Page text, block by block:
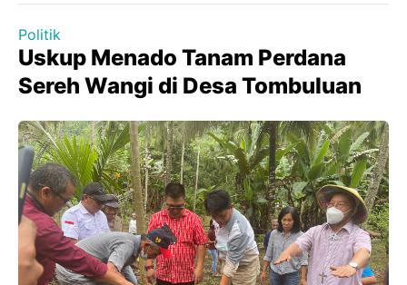
Politik
Uskup Menado Tanam Perdana
Sereh Wangi di Desa Tombuluan